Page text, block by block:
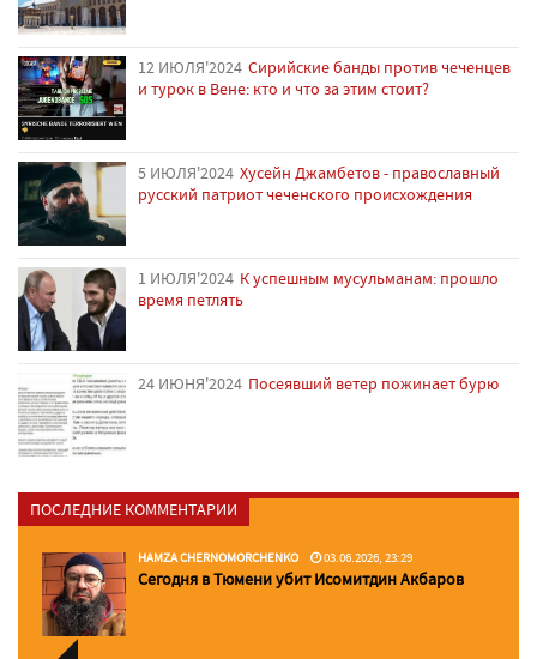
12 ИЮЛЯ'2024 Сирийские банды против чеченцев
и турок в Вене: кто и что за этим стоит?
5 ИЮЛЯ'2024 Хусейн Джамбетов - православный
русский патриот чеченского происхождения
1 ИЮЛЯ'2024 К успешным мусульманам: прошло
время петлять
24 ИЮНЯ'2024 Посеявший ветер пожинает бурю
ПОСЛЕДНИЕ КОММЕНТАРИИ
HAMZA CHERNOMORCHENKO 03.06.2026, 23:29
Сегодня в Тюмени убит Исомитдин Акбаров